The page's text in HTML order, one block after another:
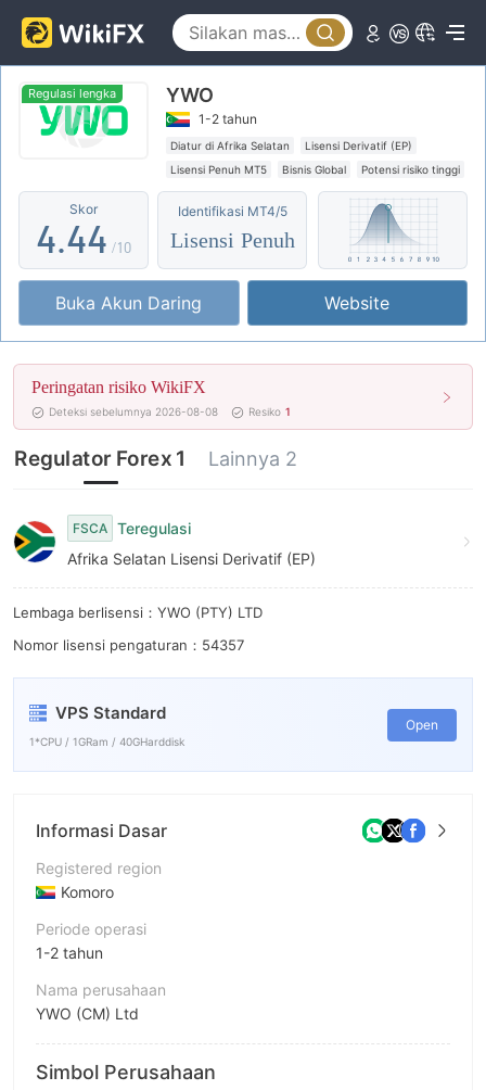
Regulasi lengka YWO
1-2 tahun
Diatur di Afrika Selatan
Lisensi Derivatif (EP)
Lisensi Penuh MT5
Bisnis Global Potensi risiko tinggi
Skor
0
1
3
4
5
6
7
8
9
.
0
1
3
4
5
6
7
8
9
0
1
3
4
5
6
7
8
9
/10
Identifikasi MT4/5
Lisensi Penuh
Buka Akun Daring Website
Peringatan risiko WikiFX
Deteksi sebelumnya 2026-08-08 Resiko 1
Regulator Forex 1 Lainnya 2
FSCA Teregulasi
Afrika Selatan Lisensi Derivatif (EP)
Lembaga berlisensi：YWO (PTY) LTD
Nomor lisensi pengaturan：54357
VPS Standard
1*CPU / 1GRam / 40GHarddisk
Open
Informasi Dasar
Registered region
Komoro
Periode operasi
1-2 tahun
Nama perusahaan
YWO (CM) Ltd
Singkatan
YWO
Simbol Perusahaan